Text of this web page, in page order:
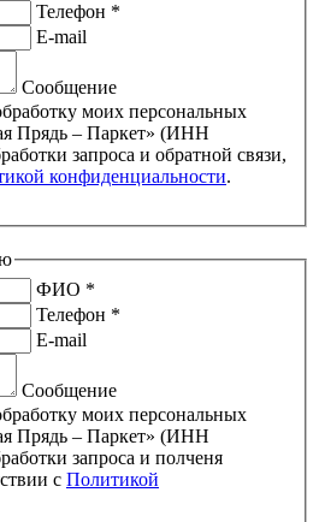
Телефон *
E-mail
Сообщение
моих персональных
Прядь – Паркет» (ИНН
конфиденциальности.
ФИО *
Телефон *
E-mail
Сообщение
моих персональных
Прядь – Паркет» (ИНН
с Политикой